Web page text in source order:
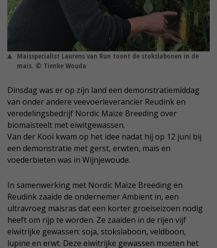
Maisspecialist Laurens van Run toont de stokslabonen in de
mais. © Tienke Wouda
Dinsdag was er op zijn land een demonstratiemiddag
van onder andere veevoerleverancier Reudink en
veredelingsbedrijf Nordic Maize Breeding over
biomaisteelt met eiwitgewassen.
Van der Kooi kwam op het idee nadat hij op 12 juni bij
een demonstratie met gerst, erwten, mais en
voederbieten was in Wijnjewoude.
In samenwerking met Nordic Maize Breeding en
Reudink zaaide de ondernemer Ambient in, een
ultravroeg maisras dat een korter groeiseizoen nodig
heeft om rijp te worden. Ze zaaiden in de rijen vijf
eiwitrijke gewassen: soja, stokslaboon, veldboon,
lupine en erwt. Deze eiwitrijke gewassen moeten het